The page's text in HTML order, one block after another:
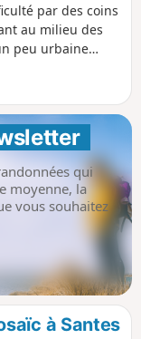
par des coins
au milieu des
peu urbaine
qui
moyenne, la
vous souhaitez
à Santes